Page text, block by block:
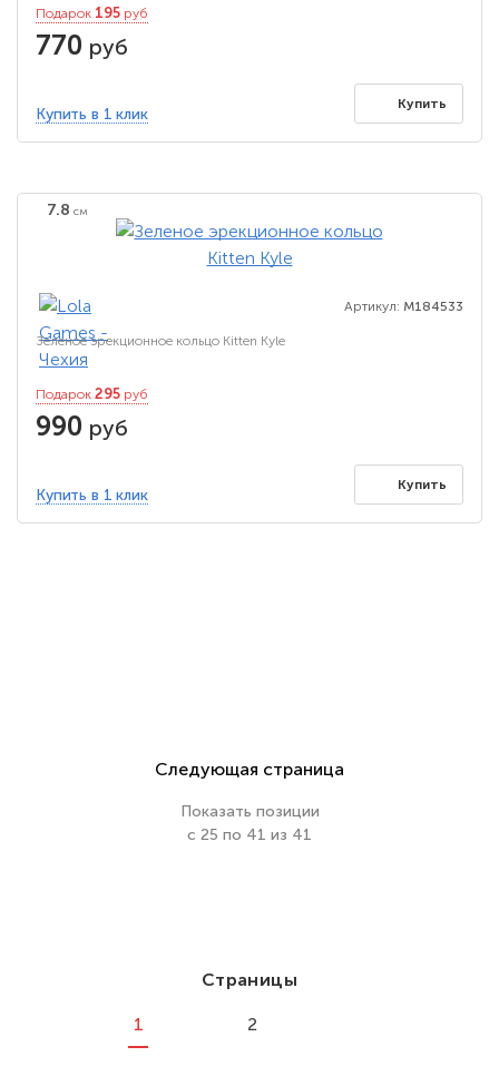
Подарок 195 руб
770 руб
Купить в 1 клик
Купить
7.8 см
Артикул: M184533
Зеленое эрекционное кольцо Kitten Kyle
Подарок 295 руб
990 руб
Купить в 1 клик
Купить
Следующая страница
Показать позиции
с 25 по 41 из 41
Страницы
1 2